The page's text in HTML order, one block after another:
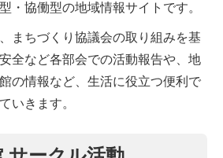
・協働型の地域情報サイトです。
まちづくり協議会の取り組みを基
全など各部会での活動報告や、地
の情報など、生活に役立つ便利で
いきます。